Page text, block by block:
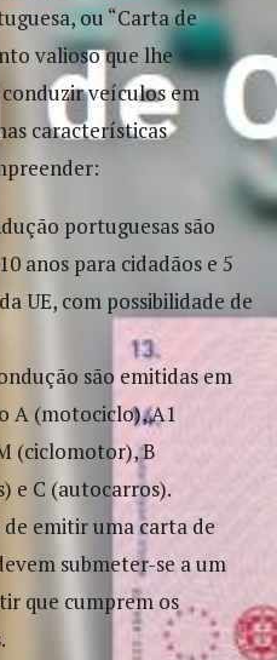
ou “Carta de
valioso que lhe
veículos em
características
portuguesas são
anos para cidadãos e 5
UE, com possibilidade de
são emitidas em
A (motociclo), A1
(ciclomotor), B
e C (autocarros).
emitir uma carta de
submeter-se a um
que cumprem os